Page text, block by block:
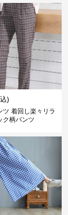
)
ツ 着回し楽々リラ
ク柄パンツ